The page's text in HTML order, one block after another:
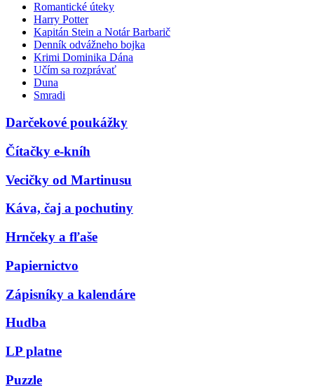
Romantické úteky
Harry Potter
Kapitán Stein a Notár Barbarič
Denník odvážneho bojka
Krimi Dominika Dána
Učím sa rozprávať
Duna
Smradi
Darčekové poukážky
Čítačky e-kníh
Vecičky od Martinusu
Káva, čaj a pochutiny
Hrnčeky a fľaše
Papiernictvo
Zápisníky a kalendáre
Hudba
LP platne
Puzzle